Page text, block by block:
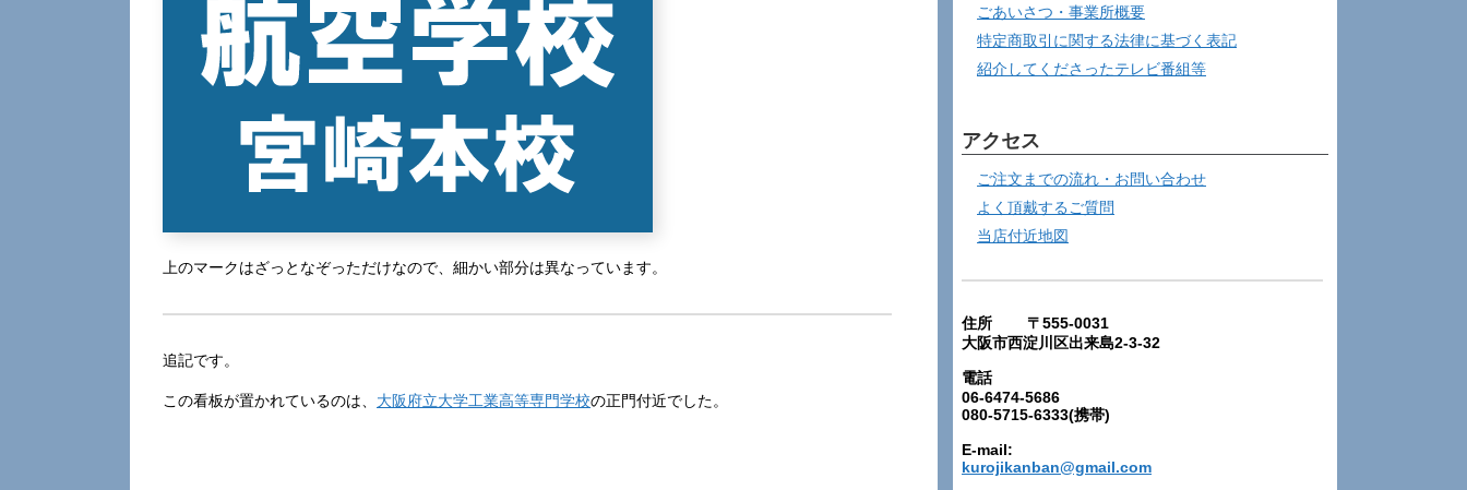
上のマークはざっとなぞっただけなので、細かい部分は異なっています。
追記です。
この看板が置かれているのは、 大阪府立大学工業高等専門学校の正門付近でした。
ごあいさつ・事業所概要
特定商取引に関する法律に基づく表記
紹介してくださったテレビ番組等
アクセス
ご注文までの流れ・お問い合わせ
よく頂戴するご質問
当店付近地図
住所 〒555-0031
大阪市西淀川区出来島2-3-32
電話
06-6474-5686
080-5715-6333(携帯)
E-mail:
kurojikanban@gmail.com